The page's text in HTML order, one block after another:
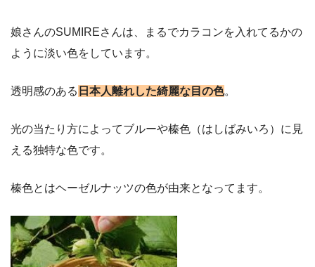
娘さんのSUMIREさんは、まるでカラコンを入れてるかの
ように淡い色をしています。
透明感のある 日本人離れした綺麗な目の色。
光の当たり方によってブルーや榛色（はしばみいろ）に見
える独特な色です。
榛色とはヘーゼルナッツの色が由来となってます。